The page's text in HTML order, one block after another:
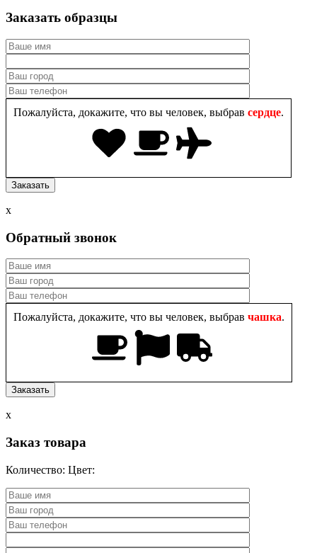
Заказать образцы
Пожалуйста, докажите, что вы человек, выбрав сердце.
x
Обратный звонок
Пожалуйста, докажите, что вы человек, выбрав чашка.
x
Заказ товара
Количество: Цвет: